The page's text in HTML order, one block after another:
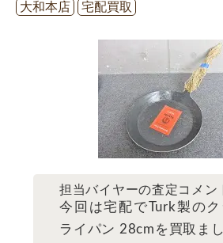
大和本店
宅配買取
担当バイヤーの査定コメン
今回は宅配でTurk製の
ライパン 28cmを買取ま